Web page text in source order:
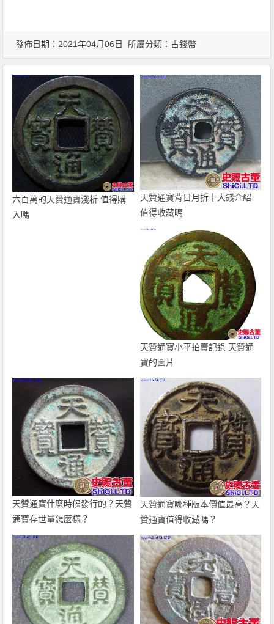
發佈日期：2021年04月06日 所屬分類：古錢幣
六百萬的天贊通寶淺析 值得購
入嗎
天贊通寶背日月折十大錢介紹
值得收藏嗎
天贊通寶小平拍賣記錄 天贊通
寶的圖片
天贊通寶什麼時候發行的？天贊
通寶存世量怎麼樣？
天贊通寶哪種版本價值最高？天
贊通寶值得收藏嗎？